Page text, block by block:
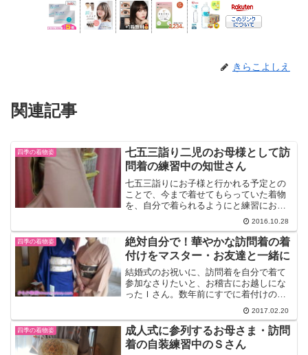
きらこよしえ
関連記事
四季の着物姿
七五三詣り二児のお母様として訪
問着の練習中の知世さん
七五三詣りにお子様と行かれる予定との
ことで、今まで着せてもらっていた着物
を、自分で着られるようにと練習にお越
しになりました。知世さんには女の子と
男の子のお二人のお子さんがいます。今
までは着物を着る予定があると、いつも
近くヘアセットとともにさ...
2016.10.28
四季の着物姿
絶対自分で！華やかな訪問着の着
付けをマスター・お友達と一緒に
結婚式のお祝いに、訪問着を自分で着て
参加なさりたいと、お稽古にお越しにな
ったＩさん。数年前にすでに着付けの講
座を修了されているので、着物仲間のお
友達と練習をされたりお出かけされてい
たそうです。でも不安要素がありながら
の着付けで、今度京都にい...
2017.02.20
四季の着物姿
成人式に参列するお母さま・訪問
着の自装練習中のＳさん